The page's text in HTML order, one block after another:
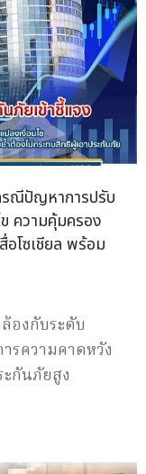
รณีปัญหาการปรับ
ความคุ้มครอง
อโซเชียล พร้อม
องกับระดับ
รความคาดหวัง
กันภัยสูง